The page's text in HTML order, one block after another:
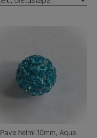
Pave helmi 10mm, Aqua